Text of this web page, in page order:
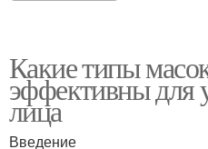
Какие типы
эффективны для
лица
Введение